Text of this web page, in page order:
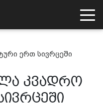
ერთ სივრცეში
კვადრო